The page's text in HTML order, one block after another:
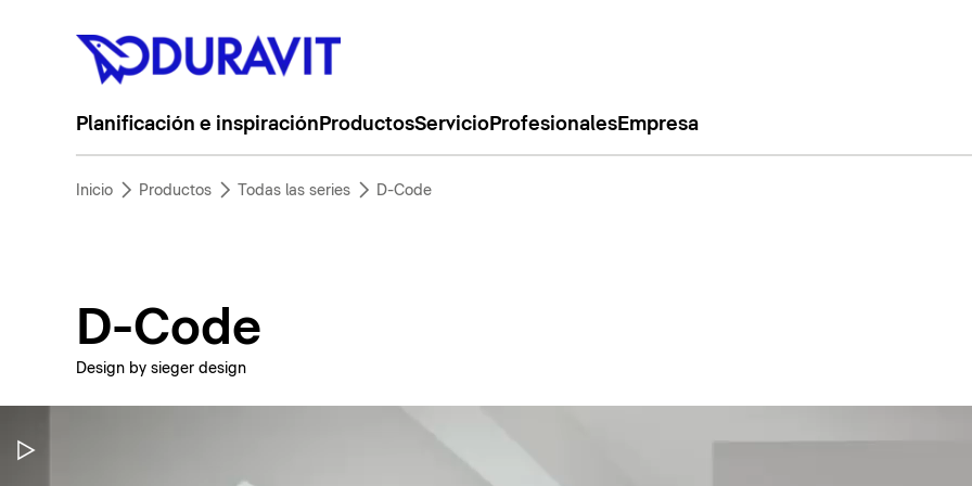
Planificación e inspiración ProductosServicioProfesionalesEmpresa
Inicio Productos Todas las series D-Code
D-Code
Design by sieger design
Pausar vídeo